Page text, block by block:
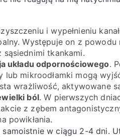
i wypełnieniu
Występuje on z
tkankami.
układu odpornościowego.
lub mikroodłamki mogą
wrażliwość, aktywowane
ból. W pierwszych
z zębem
powikłania.
w ciągu 2-4 dni.